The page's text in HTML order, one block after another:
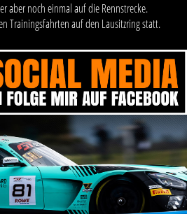
aber noch einmal auf die Rennstrecke.
Trainingsfahrten auf den Lausitzring statt.